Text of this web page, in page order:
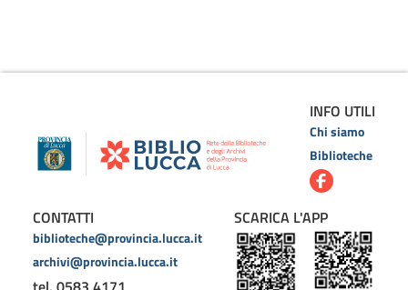
INFO UTILI
Chi siamo
Biblioteche
CONTATTI
biblioteche@provincia.lucca.it
archivi@provincia.lucca.it
SCARICA L'APP